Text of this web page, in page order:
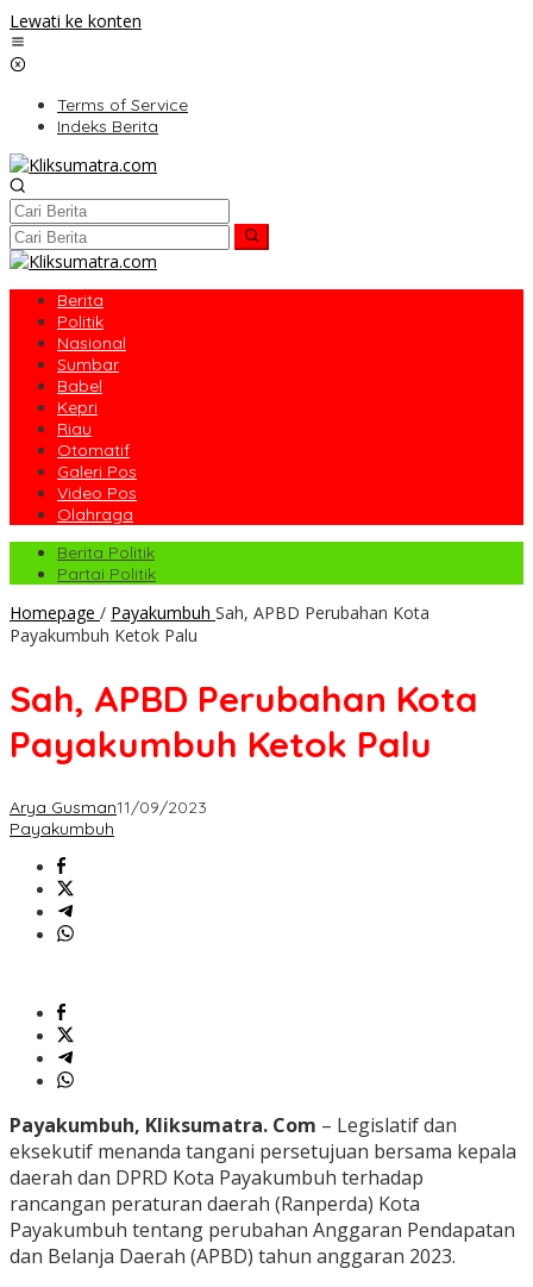
Lewati ke konten
Terms of Service
Indeks Berita
Berita
Politik
Nasional
Sumbar
Babel
Kepri
Riau
Otomatif
Galeri Pos
Video Pos
Olahraga
Berita Politik
Partai Politik
Homepage / Payakumbuh Sah, APBD Perubahan Kota
Payakumbuh Ketok Palu
Sah, APBD Perubahan Kota
Payakumbuh Ketok Palu
Arya Gusman11/09/2023
Payakumbuh
Payakumbuh, Kliksumatra. Com – Legislatif dan
eksekutif menanda tangani persetujuan bersama kepala
daerah dan DPRD Kota Payakumbuh terhadap
rancangan peraturan daerah (Ranperda) Kota
Payakumbuh tentang perubahan Anggaran Pendapatan
dan Belanja Daerah (APBD) tahun anggaran 2023.